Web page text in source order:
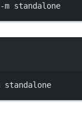
-m standalone
standalone